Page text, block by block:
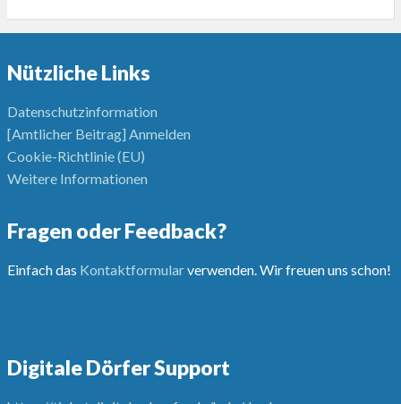
Nützliche Links
Datenschutzinformation
[Amtlicher Beitrag] Anmelden
Cookie-Richtlinie (EU)
Weitere Informationen
Fragen oder Feedback?
Einfach das Kontaktformularverwenden. Wir freuen uns schon!
Digitale Dörfer Support